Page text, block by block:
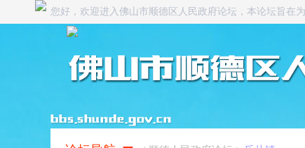
您好，欢迎进入佛山市顺德区人民政府论坛，本论坛旨在